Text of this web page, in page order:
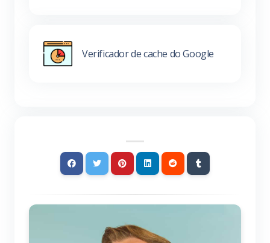
Verificador de cache do Google